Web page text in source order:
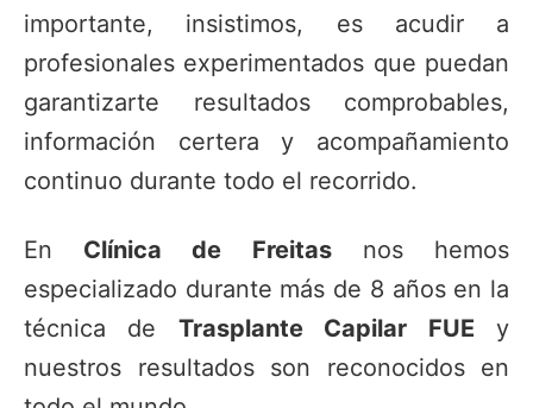
importante, insistimos, es acudir a
profesionales experimentados que puedan
garantizarte resultados comprobables,
información certera y acompañamiento
continuo durante todo el recorrido.
En Clínica de Freitasnos hemos
especializado durante más de 8 años en la
técnica de Trasplante Capilar FUE y
nuestros resultados son reconocidos en